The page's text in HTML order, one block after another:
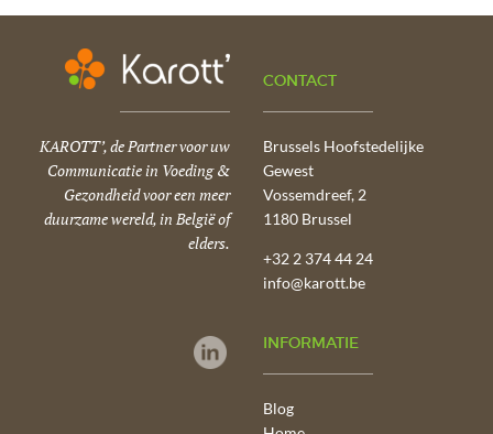
KAROTT’, de Partner voor uw
Communicatie in Voeding &
Gezondheid voor een meer
duurzame wereld, in België of
elders.
CONTACT
Brussels Hoofstedelijke
Gewest
Vossemdreef, 2
1180 Brussel
+32 2 374 44 24
info@karott.be
INFORMATIE
Blog